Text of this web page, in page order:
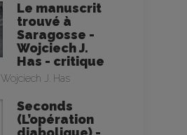
Le manuscrit
trouvé à
Saragosse -
Wojciech J.
Has - critique
Wojciech J. Has
Seconds
(L’opération